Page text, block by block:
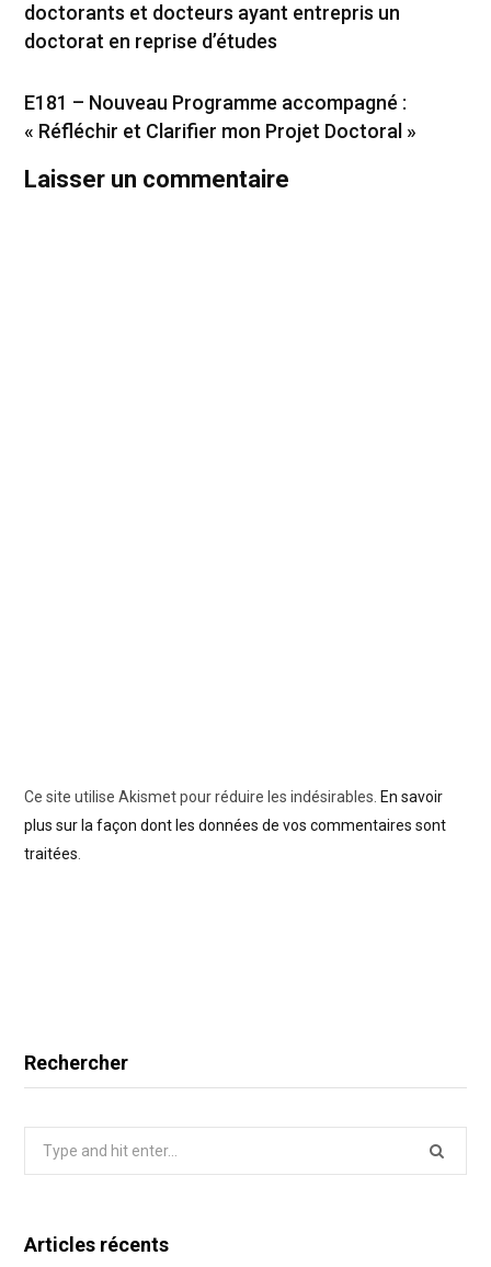
doctorants et docteurs ayant entrepris un
doctorat en reprise d’études
E181 – Nouveau Programme accompagné :
« Réfléchir et Clarifier mon Projet Doctoral »
Laisser un commentaire
Ce site utilise Akismet pour réduire les indésirables. En savoir
plus sur la façon dont les données de vos commentaires sont
traitées
Rechercher
Articles récents